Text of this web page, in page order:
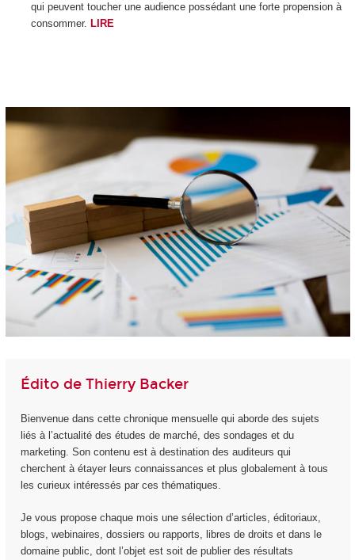
qui peuvent toucher une audience possédant une forte propension à
consommer. LIRE
Édito de Thierry Backer
Bienvenue dans cette chronique mensuelle qui aborde des sujets
liés à l’actualité des études de marché, des sondages et du
marketing. Son contenu est à destination des auditeurs qui
cherchent à étayer leurs connaissances et plus globalement à tous
les curieux intéressés par ces thématiques.
Je vous propose chaque mois une sélection d’articles, éditoriaux,
blogs, webinaires, dossiers ou rapports, libres de droits et dans le
domaine public, dont l’objet est soit de publier des résultats